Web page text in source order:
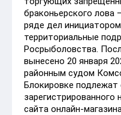
браконьерского
ряде дел
территориальные
Росрыболовства.
вынесено 20 января
районным судом
Блокировке подлежат
сайта онлайн-